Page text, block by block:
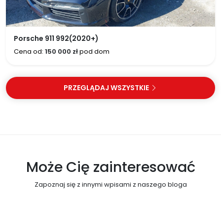
Porsche 911 992(2020+)
Cena od: 150 000 złpod dom
PRZEGLĄDAJ WSZYSTKIE
Może Cię zainteresować
Zapoznaj się z innymi wpisami z naszego bloga